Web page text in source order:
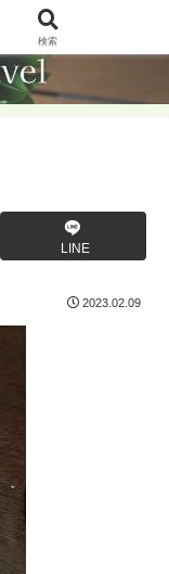
LINE
2023.02.09
検索